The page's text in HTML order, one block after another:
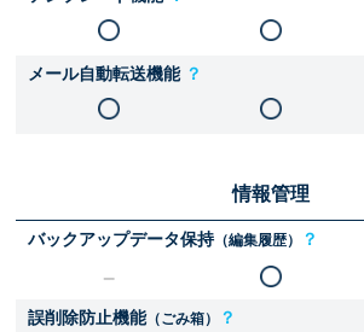
メール自動転送機能 ？
情報管理
バックアップデータ保持（編集履歴） ？
誤削除防止機能（ごみ箱） ？